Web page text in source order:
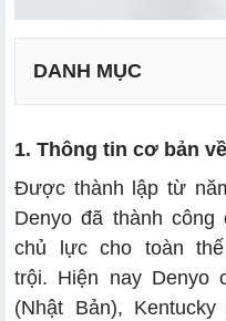
DANH MỤC
2.1 Ưu điểm
2.2 Nhược điểm
1. Thông tin cơ bản
Được thành lập từ
Denyo đã thành
chủ lực cho toàn
trội. Hiện nay Denyo
(Nhật Bản),